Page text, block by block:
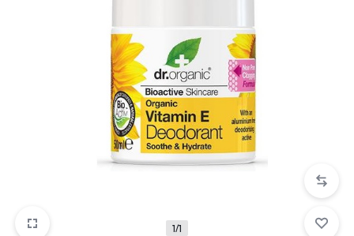
1/1